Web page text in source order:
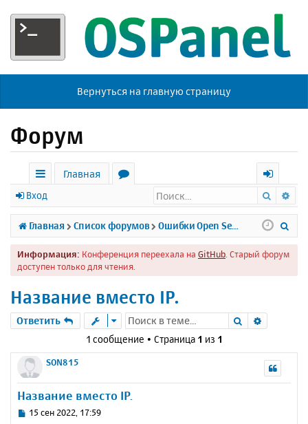
Вернуться на главную страницу
Форум
с
ы
л
к
Главная
р
у
м
х
о
д
Вход Поиск
Главная Список форумов
Информация: Конференция переехала на GitHub . Старый форум
доступен только для чтения.
Название вместо IP.
Ответить Поиск
1 сообщение • Страница 1 из 1
SON815
Название вместо IP.
С15 сен 2022, 17:59